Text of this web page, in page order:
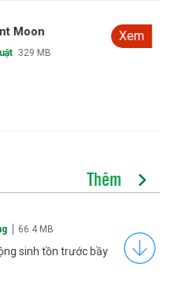
Moon
329 MB
Xem
Thêm
66.4 MB
sinh tồn trước bầy